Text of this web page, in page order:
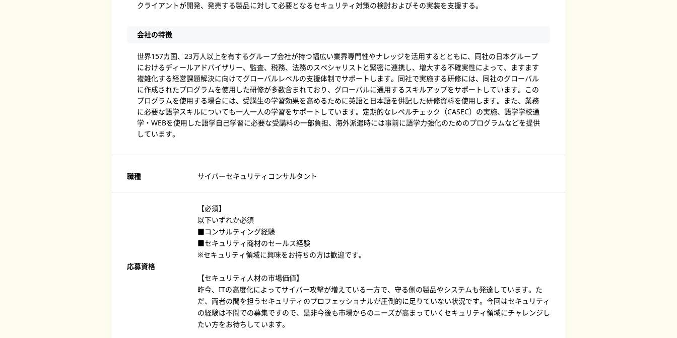
クライアントが開発、発売する製品に対して必要となるセキュリティ対策の検討およびその実装を支援する。
会社の特徴
世界157カ国、23万人以上を有するグループ会社が持つ幅広い業界専門性やナレッジを活用するとともに、同社の日本グループ
におけるディールアドバイザリー、監査、税務、法務のスペシャリストと緊密に連携し、増大する不確実性によって、ますます
複雑化する経営課題解決に向けてグローバルレベルの支援体制でサポートします。同社で実施する研修には、同社のグローバル
に作成されたプログラムを使用した研修が多数含まれており、グローバルに通用するスキルアップをサポートしています。この
プログラムを使用する場合には、受講生の学習効果を高めるために英語と日本語を併記した研修資料を使用します。また、業務
に必要な語学スキルについても一人一人の学習をサポートしています。定期的なレベルチェック（CASEC）の実施、語学学校通
学・WEBを使用した語学自己学習に必要な受講料の一部負担、海外派遣時には事前に語学力強化のためのプログラムなどを提供
しています。
職種 サイバーセキュリティコンサルタント
応募資格
【必須】
以下いずれか必須
■コンサルティング経験
■セキュリティ商材のセールス経験
※セキュリティ領域に興味をお持ちの方は歓迎です。
【セキュリティ人材の市場価値】
昨今、ITの高度化によってサイバー攻撃が増えている一方で、守る側の製品やシステムも発達しています。た
だ、両者の間を担うセキュリティのプロフェッショナルが圧倒的に足りていない状況です。今回はセキュリティ
の経験は不問での募集ですので、是非今後も市場からのニーズが高まっていくセキュリティ領域にチャレンジし
たい方をお待ちしています。